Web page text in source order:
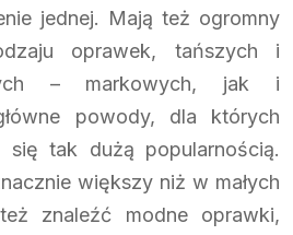
jednej. Mają też ogromny
oprawek, tańszych i
– markowych, jak i
powody, dla których
się tak dużą popularnością.
większy niż w małych
też znaleźć modne oprawki,